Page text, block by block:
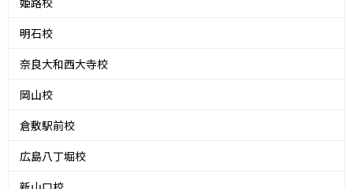
明石校
奈良大和西大寺校
岡山校
倉敷駅前校
広島八丁堀校